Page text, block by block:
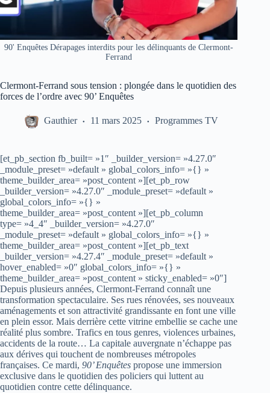
90' Enquêtes Dérapages interdits pour les délinquants de Clermont-
Ferrand
Clermont-Ferrand sous tension : plongée dans le quotidien des
forces de l’ordre avec 90’ Enquêtes
Gauthier 11 mars 2025 Programmes TV
[et_pb_section fb_built= »1″ _builder_version= »4.27.0″
_module_preset= »default » global_colors_info= »{} »
theme_builder_area= »post_content »][et_pb_row
_builder_version= »4.27.0″ _module_preset= »default »
global_colors_info= »{} »
theme_builder_area= »post_content »][et_pb_column
type= »4_4″ _builder_version= »4.27.0″
_module_preset= »default » global_colors_info= »{} »
theme_builder_area= »post_content »][et_pb_text
_builder_version= »4.27.4″ _module_preset= »default »
hover_enabled= »0″ global_colors_info= »{} »
theme_builder_area= »post_content » sticky_enabled= »0″]
Depuis plusieurs années, Clermont-Ferrand connaît une
transformation spectaculaire. Ses rues rénovées, ses nouveaux
aménagements et son attractivité grandissante en font une ville
en plein essor. Mais derrière cette vitrine embellie se cache une
réalité plus sombre. Trafics en tous genres, violences urbaines,
accidents de la route… La capitale auvergnate n’échappe pas
aux dérives qui touchent de nombreuses métropoles
françaises. Ce mardi, 90’ Enquêtes propose une immersion
exclusive dans le quotidien des policiers qui luttent au
quotidien contre cette délinquance.